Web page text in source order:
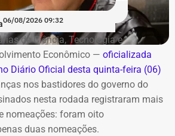
novo cadastro.
aplicativo para consulta da
e realização de pré-cadastro.
do bicicletário, a prefeitura prevê
entorno da estação de Charitas,
vagas de estacionamento e
para coibir o estacionamento
06/08/2026 09:32
de Ciência, Tecnologia e
Econômico — oficializada
Diário Oficial desta quinta-feira (06)
nos bastidores do governo do
nesta rodada registraram mais
nomeações: foram oito
duas nomeações.